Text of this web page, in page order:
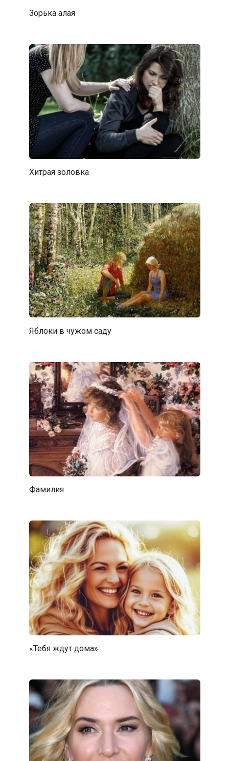
Зорька алая
Хитрая золовка
Яблоки в чужом саду
Фамилия
«Тебя ждут дома»